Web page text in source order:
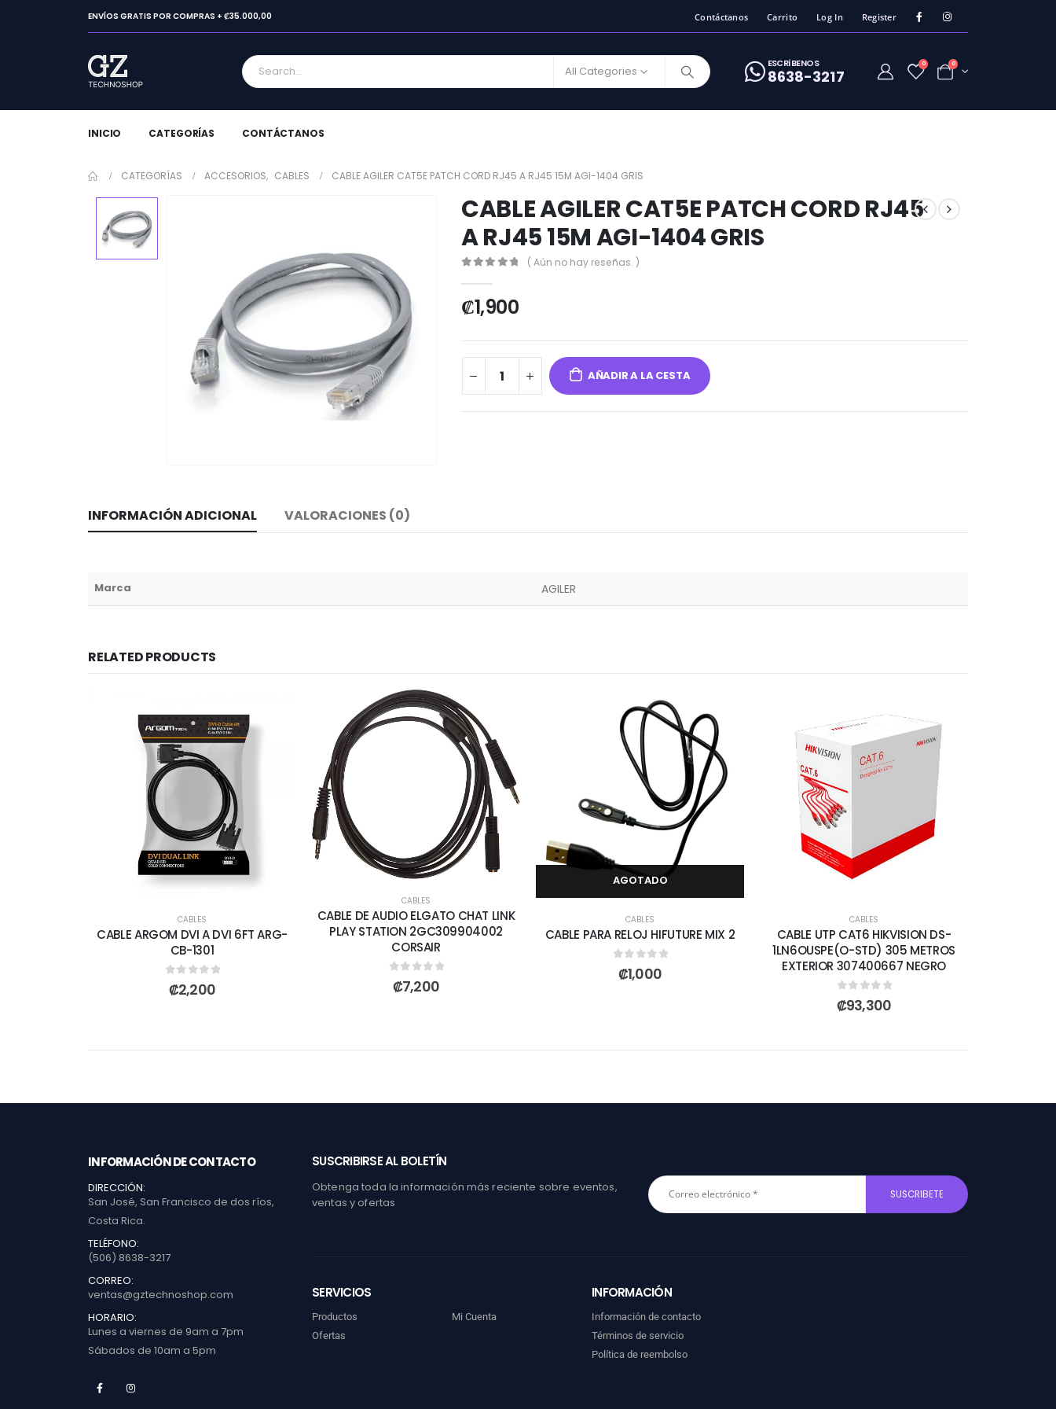
ENVÍOS GRATIS POR COMPRAS + ₡35.000,00 Contáctanos Carrito Log In Register
All Categories
ESCRíBENOS
8638-3217
0 0
INICIO CATEGORÍAS CONTÁCTANOS
CATEGORÍAS ACCESORIOS, CABLES CABLE AGILER CAT5E PATCH CORD RJ45 A RJ45 15M AGI-1404 GRIS
CABLE AGILER CAT5E PATCH CORD RJ45
A RJ45 15M AGI-1404 GRIS
( Aún no hay reseñas. )
₡1,900
AÑADIR A LA CESTA
INFORMACIÓN ADICIONAL VALORACIONES (0)
Marca AGILER
RELATED PRODUCTS
CABLES
CABLE ARGOM DVI A DVI 6FT ARG-
CB-1301
0out of 5
₡2,200
CABLES
CABLE DE AUDIO ELGATO CHAT LINK
PLAY STATION 2GC309904002
CORSAIR
0out of 5
₡7,200
AGOTADO
CABLES
CABLE PARA RELOJ HIFUTURE MIX 2
out of 5
₡1,000
CABLES
CABLE UTP CAT6 HIKVISION DS-
1LN6OUSPE(O-STD) 305 METROS
EXTERIOR 307400667 NEGRO
0out of 5
₡93,300
INFORMACIÓN DE CONTACTO
DIRECCIÓN:
San José, San Francisco de dos ríos,
Costa Rica.
TELÉFONO:
(506) 8638-3217
CORREO:
ventas@gztechnoshop.com
HORARIO:
Lunes a viernes de 9am a 7pm
Sábados de 10am a 5pm
SUSCRIBIRSE AL BOLETÍN
Obtenga toda la información más reciente sobre eventos,
ventas y ofertas
SERVICIOS
Productos
Ofertas
Mi Cuenta
INFORMACIÓN
Información de contacto
Términos de servicio
Política de reembolso